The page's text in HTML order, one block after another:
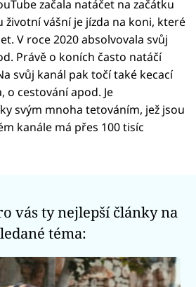
začala natáčet na začátku
životní vášní je jízda na koni, které
V roce 2020 absolvovala svůj
Právě o koních často natáčí
svůj kanál pak točí také kecací
o cestování apod. Je
svým mnoha tetováním, jež jsou
kanále má přes 100 tisíc
vás ty nejlepší články na
téma: